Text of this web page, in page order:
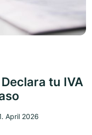
tu IVA
April 2026